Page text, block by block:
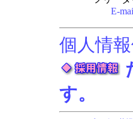
E-
個人情
す。